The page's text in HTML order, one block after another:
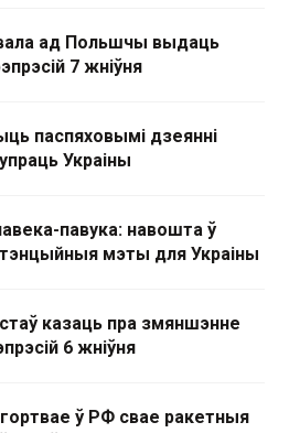
ад Польшчы выдаць
7 жніўня
паспяховымі дзеянні
Украіны
павука: навошта ў
мэты для Украіны
казаць пра змяншэнне
6 жніўня
ў РФ свае ракетныя